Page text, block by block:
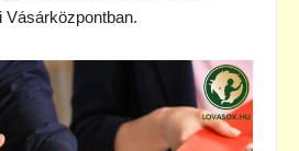
Vásárközpontban.